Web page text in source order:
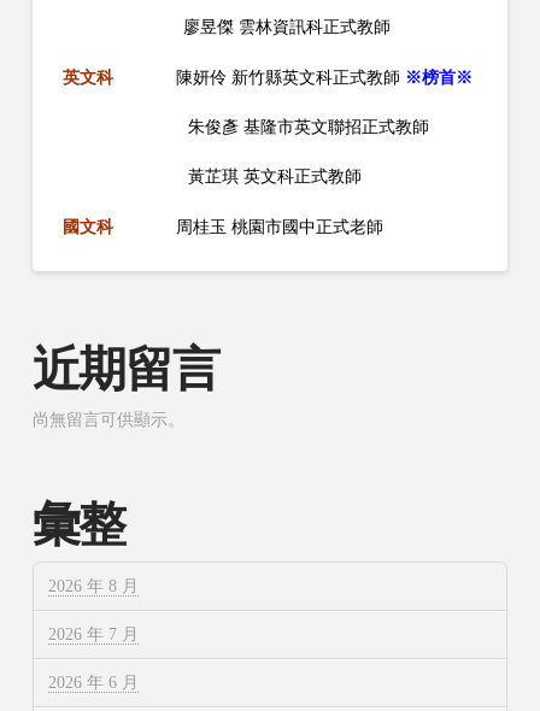
廖昱傑 雲林資訊科正式教師
英文科 陳妍伶 新竹縣英文科正式教師 ※榜首※
朱俊彥 基隆市英文聯招正式教師
黃芷琪 英文科正式教師
國文科周桂玉 桃園市國中正式老師
近期留言
尚無留言可供顯示。
彙整
2026 年 8 月
2026 年 7 月
2026 年 6 月